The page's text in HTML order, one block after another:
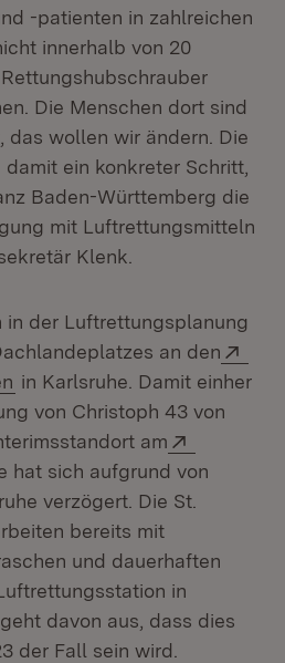
-patienten in zahlreichen
innerhalb von 20
Die Menschen dort sind
das wollen wir ändern. Die
ein konkreter Schritt,
Baden-Württemberg die
mit Luftrettungsmitteln
Klenk.
in der Luftrettungsplanung
an den
(Öffnet in neuem Fenster)
in Karlsruhe. Damit einher
von Christoph 43 von
am
in neuem Fenster)
hat sich aufgrund von
verzögert. Die St.
bereits mit
und dauerhaften
in
davon aus, dass dies
der Fall sein wird.